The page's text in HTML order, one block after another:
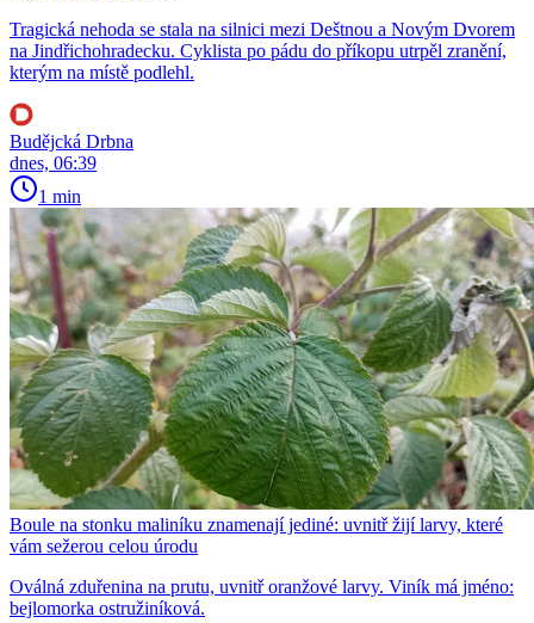
Tragická nehoda se stala na silnici mezi Deštnou a Novým Dvorem
na Jindřichohradecku. Cyklista po pádu do příkopu utrpěl zranění,
kterým na místě podlehl.
Budějcká Drbna
dnes, 06:39
1 min
Boule na stonku maliníku znamenají jediné: uvnitř žijí larvy, které
vám sežerou celou úrodu
Oválná zduřenina na prutu, uvnitř oranžové larvy. Viník má jméno:
bejlomorka ostružiníková.